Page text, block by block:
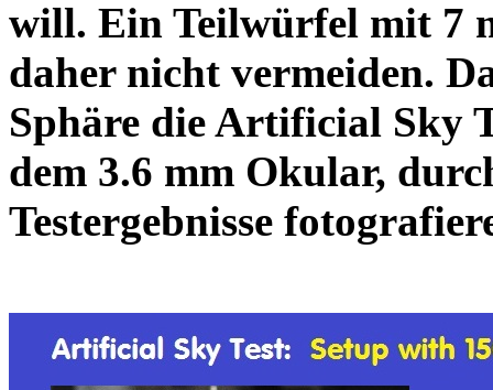
will. Ein Teilwürfel mit 7
daher nicht vermeiden.
Sphäre die Artificial Sky
dem 3.6 mm Okular,
Testergebnisse